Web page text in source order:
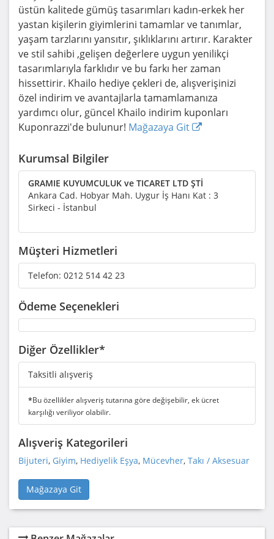
üstün kalitede gümüş tasarımları kadın-erkek her
yastan kişilerin giyimlerini tamamlar ve tanımlar,
yaşam tarzlarını yansıtır, şıklıklarını artırır. Karakter
ve stil sahibi ,gelişen değerlere uygun yenilikçi
tasarımlarıyla farklıdır ve bu farkı her zaman
hissettirir. Khailo hediye çekleri de, alışverişinizi
özel indirim ve avantajlarla tamamlamanıza
yardımcı olur, güncel Khailo indirim kuponları
Kuponrazzi'de bulunur! Mağazaya Git
Kurumsal Bilgiler
GRAMIE KUYUMCULUK ve TICARET LTD ŞTİ
Ankara Cad. Hobyar Mah. Uygur İş Hanı Kat : 3
Sirkeci - İstanbul
Müşteri Hizmetleri
Telefon: 0212 514 42 23
Ödeme Seçenekleri
Diğer Özellikler*
Taksitli alışveriş
*Bu özellikler alışveriş tutarına göre değişebilir, ek ücret
karşılığı veriliyor olabilir.
Alışveriş Kategorileri
Bijuteri, Giyim, Hediyelik Eşya, Mücevher, Takı / Aksesuar
Mağazaya Git